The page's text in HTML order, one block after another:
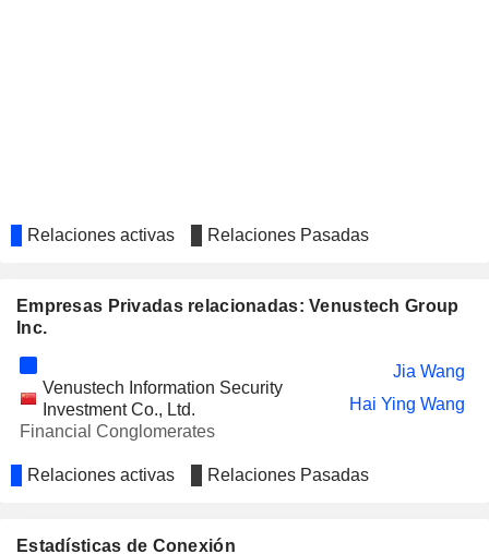
Relaciones activas Relaciones Pasadas
Empresas Privadas relacionadas: Venustech Group
Inc.
Venustech Information Security
Investment Co., Ltd.
Financial Conglomerates
Jia Wang
Hai Ying Wang
Relaciones activas Relaciones Pasadas
Estadísticas de Conexión